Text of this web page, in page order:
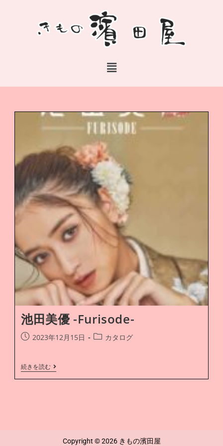
池田美優 -Furisode-
2023年12月15日 カタログ
続きを読む
Copyright © 2026 きもの濱田屋